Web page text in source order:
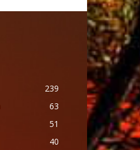
239
63
51
40